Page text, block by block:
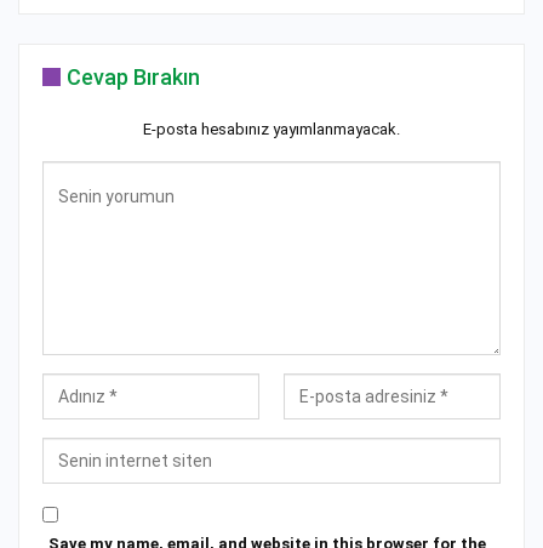
Cevap Bırakın
E-posta hesabınız yayımlanmayacak.
Save my name, email, and website in this browser for the